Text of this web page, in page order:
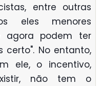
entre outras
eles menores
agora podem ter
certo". No entanto,
ele, o incentivo,
não tem o